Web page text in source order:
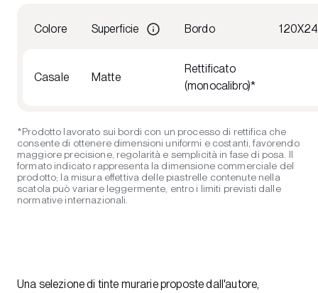
Colore Superficie Bordo
Casale Matte
Rettificato
(monocalibro)*
*Prodotto lavorato sui bordi con un processo di rettifica che
consente di ottenere dimensioni uniformi e costanti, favorendo
maggiore precisione, regolarità e semplicità in fase di posa. Il
formato indicato rappresenta la dimensione commerciale del
prodotto; la misura effettiva delle piastrelle contenute nella
scatola può variare leggermente, entro i limiti previsti dalle
normative internazionali.
Una selezione di tinte murarie proposte dall'autore,